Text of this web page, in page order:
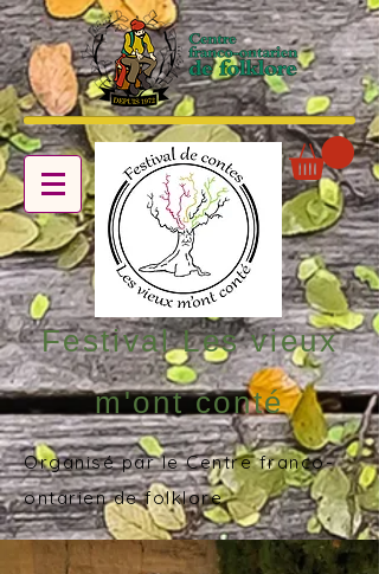
Festival Les vieux
m'ont conté
Organisé par le Centre franco-
ontarien de folklore